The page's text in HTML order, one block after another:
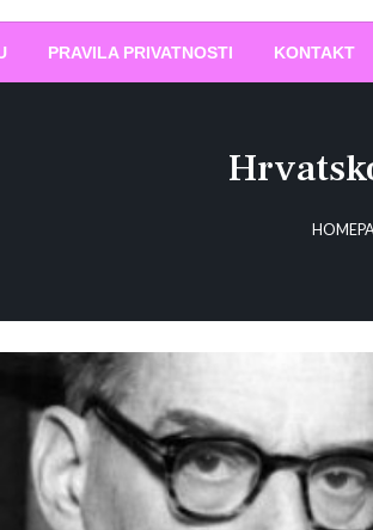
DOBRO
PRAVILA PRIVATNOSTI KONTAKT